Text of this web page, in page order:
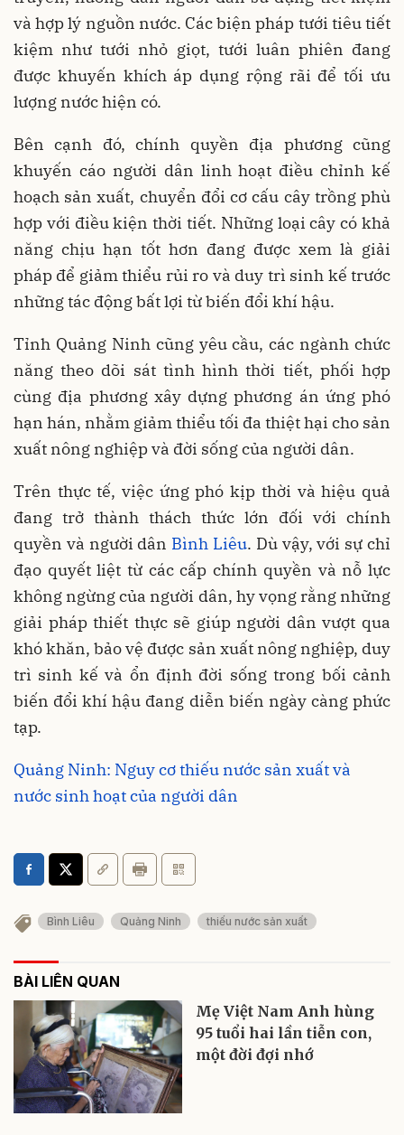
và hợp lý nguồn nước. Các biện pháp tưới tiêu tiết
kiệm như tưới nhỏ giọt, tưới luân phiên đang
được khuyến khích áp dụng rộng rãi để tối ưu
lượng nước hiện có.
Bên cạnh đó, chính quyền địa phương cũng
khuyến cáo người dân linh hoạt điều chỉnh kế
hoạch sản xuất, chuyển đổi cơ cấu cây trồng phù
hợp với điều kiện thời tiết. Những loại cây có khả
năng chịu hạn tốt hơn đang được xem là giải
pháp để giảm thiểu rủi ro và duy trì sinh kế trước
những tác động bất lợi từ biến đổi khí hậu.
Tỉnh Quảng Ninh cũng yêu cầu, các ngành chức
năng theo dõi sát tình hình thời tiết, phối hợp
cùng địa phương xây dựng phương án ứng phó
hạn hán, nhằm giảm thiểu tối đa thiệt hại cho sản
xuất nông nghiệp và đời sống của người dân.
Trên thực tế, việc ứng phó kịp thời và hiệu quả
đang trở thành thách thức lớn đối với chính
quyền và người dân Bình Liêu. Dù vậy, với sự chỉ
đạo quyết liệt từ các cấp chính quyền và nỗ lực
không ngừng của người dân, hy vọng rằng những
giải pháp thiết thực sẽ giúp người dân vượt qua
khó khăn, bảo vệ được sản xuất nông nghiệp, duy
trì sinh kế và ổn định đời sống trong bối cảnh
biến đổi khí hậu đang diễn biến ngày càng phức
tạp.
Quảng Ninh: Nguy cơ thiếu nước sản xuất và
nước sinh hoạt của người dân
Bình Liêu Quảng Ninh thiếu nước sản xuất
BÀI LIÊN QUAN
Mẹ Việt Nam Anh hùng
95 tuổi hai lần tiễn con,
một đời đợi nhớ